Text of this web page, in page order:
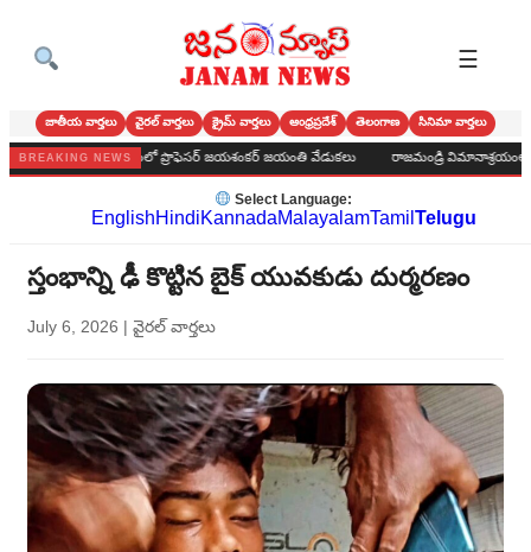
☰
జాతీయ వార్తలు వైరల్ వార్తలు క్రైమ్ వార్తలు ఆంధ్రప్రదేశ్ తెలంగాణ సినిమా వార్తలు
BREAKING NEWS
కార్యాలయంలో ప్రొఫెసర్ జయశంకర్ జయంతి వేడుకలు రాజమండ్రి విమానాశ్రయంలో పూసర్ల
Select Language:
EnglishHindiKannadaMalayalamTamil Telugu
స్తంభాన్ని ఢీ కొట్టిన బైక్ యువకుడు దుర్మరణం
July 6, 2026 | వైరల్ వార్తలు